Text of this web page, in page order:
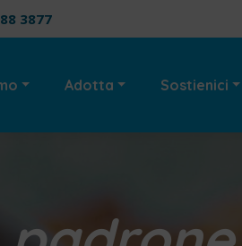
3877
Adotta Sostienici